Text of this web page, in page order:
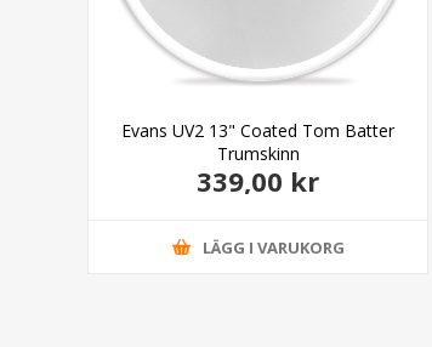
Evans UV2 13" Coated Tom Batter
Trumskinn
339,00 kr
LÄGG I VARUKORG